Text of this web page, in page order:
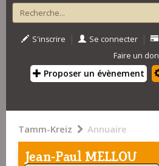
S'inscrire | Se connecter |
Faire un don
Proposer un évènement
Tamm-Kreiz Annuaire
Jean-Paul MELLOU